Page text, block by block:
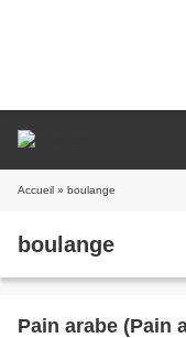
Accueil » boulange
boulange
Pain arabe (Pain